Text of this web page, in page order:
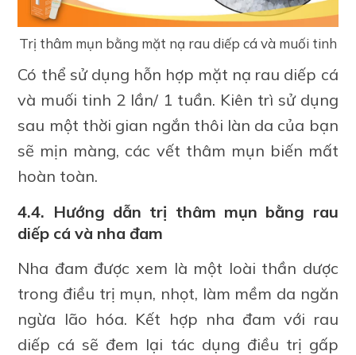
Trị thâm mụn bằng mặt nạ rau diếp cá và muối tinh
Có thể sử dụng hỗn hợp mặt nạ rau diếp cá
và muối tinh 2 lần/ 1 tuần. Kiên trì sử dụng
sau một thời gian ngắn thôi làn da của bạn
sẽ mịn màng, các vết thâm mụn biến mất
hoàn toàn.
4.4. Hướng dẫn trị thâm mụn bằng rau
diếp cá và nha đam
Nha đam được xem là một loài thần dược
trong điều trị mụn, nhọt, làm mềm da ngăn
ngừa lão hóa. Kết hợp nha đam với rau
diếp cá sẽ đem lại tác dụng điều trị gấp